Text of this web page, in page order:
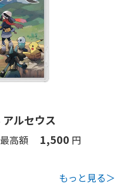
ルセウス
高額 1,500 円
もっと見る＞